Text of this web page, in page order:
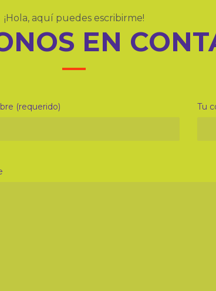
¡Hola, aquí puedes escribirme!
EN
(requerido) Tu